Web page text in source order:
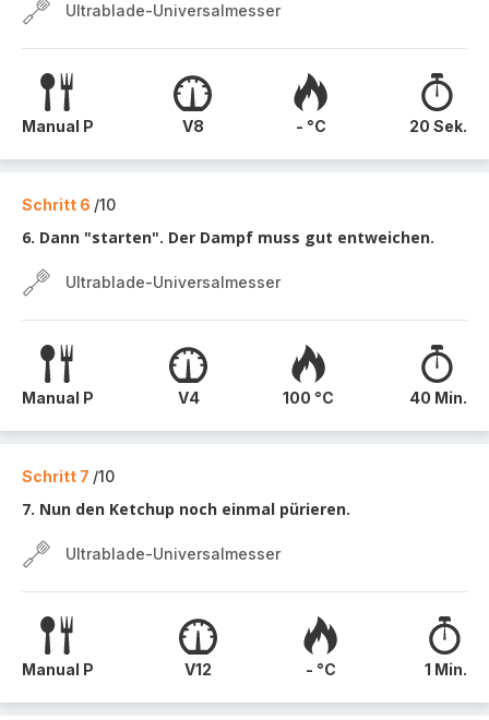
Ultrablade-Universalmesser
Manual P V8 - °C 20 Sek.
Schritt 6 /10
6. Dann "starten". Der Dampf muss gut entweichen.
Ultrablade-Universalmesser
Manual P V4 100 °C 40 Min.
Schritt 7 /10
7. Nun den Ketchup noch einmal pürieren.
Ultrablade-Universalmesser
Manual P V12 - °C 1 Min.